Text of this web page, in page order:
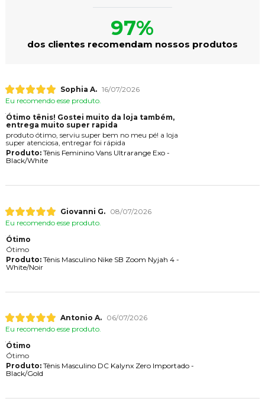
97%
dos clientes recomendam nossos produtos
Sophia A. 16/07/2026
Eu recomendo esse produto.
Ótimo tênis! Gostei muito da loja também,
entrega muito super rapida
produto ótimo, serviu super bem no meu pé! a loja
super atenciosa, entregar foi rápida
Produto:Tênis Feminino Vans Ultrarange Exo -
Black/White
Giovanni G.
08/07/2026
Eu recomendo esse produto.
Ótimo
Ótimo
Produto:Tênis Masculino Nike SB Zoom Nyjah 4 -
White/Noir
Antonio A.
06/07/2026
Eu recomendo esse produto.
Ótimo
Ótimo
Produto:Tênis Masculino DC Kalynx Zero Importado -
Black/Gold